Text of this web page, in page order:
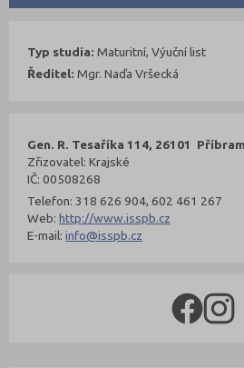
Gen. R. Tesaříka 114, 26101 Příbram
Zřizovatel: Krajské
IČ: 00508268
Telefon: 318 626 904, 602 461 267
Web:http://www.isspb.cz
E-mail:info@isspb.cz
Typ studia: Maturitní, Výuční list
Ředitel: Mgr. Naďa Vršecká